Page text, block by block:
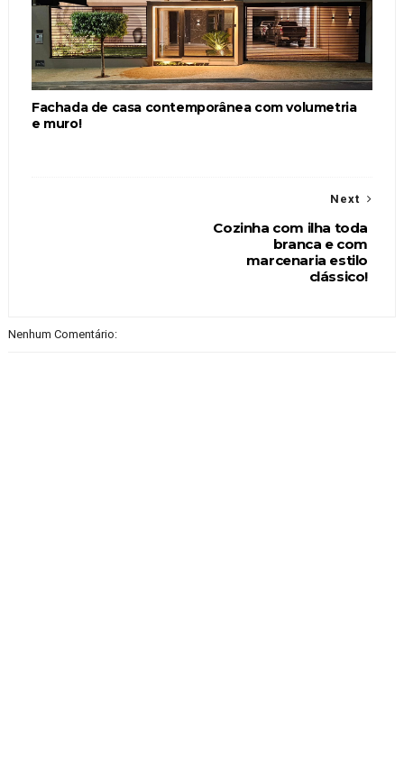
Fachada de casa contemporânea com volumetria
e muro!
Next
Cozinha com ilha toda
branca e com
marcenaria estilo
clássico!
Nenhum Comentário: